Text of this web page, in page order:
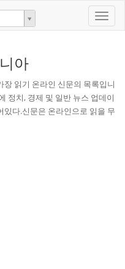
Toggle
아
읽기 온라인 신문의 목록입니
정치, 경제 및 일반 뉴스 업데이
다.신문은 온라인으로 읽을 무